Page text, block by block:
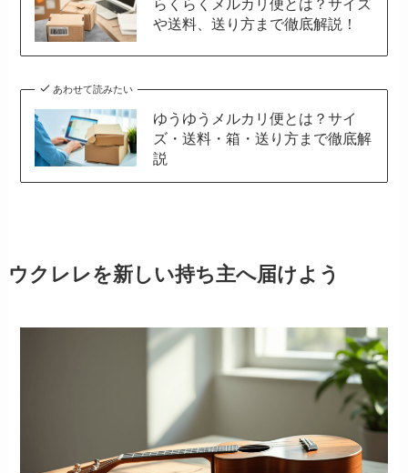
や送料、送り方まで徹底解説！
あわせて読みたい
ゆうゆうメルカリ便とは？サイ
ズ・送料・箱・送り方まで徹底解
説
ウクレレを新しい持ち主へ届けよう